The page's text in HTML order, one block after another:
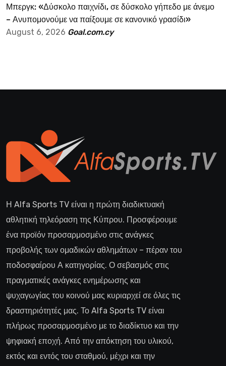
Μπεργκ: «Δύσκολο παιχνίδι, σε δύσκολο γήπεδο με άνεμο
– Ανυπομονούμε να παίξουμε σε κανονικό γρασίδι»
August 6, 2026 Goal.com.cy
Η Alfa Sports TV είναι η πρώτη διαδικτυακή
αθλητική τηλεόραση της Κύπρου. Προσφέρουμε
ένα προϊόν προσαρμοσμένο στις ανάγκες
προβολής των ομαδικών αθλημάτων – πέραν του
ποδοσφαίρου Α κατηγορίας. Ο σεβασμός στις
πραγματικές ανάγκες ενημέρωσης και
ψυχαγωγίας του κοινού μας κυριαρχεί σε όλες τις
δραστηριότητές μας. Το Alfa Sports TV είναι
πλήρως προσαρμοσμένο με το διαδίκτυο και την
ψηφιακή εποχή. Από την απόκτηση του υλικού,
εκτός και εντός του σταθμού, μέχρι και την